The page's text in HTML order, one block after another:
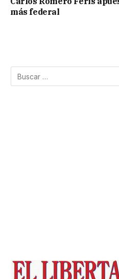
más federal